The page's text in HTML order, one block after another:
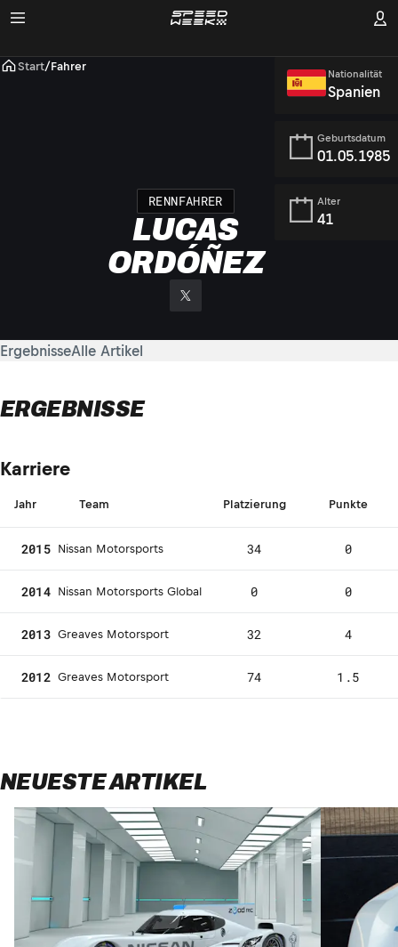
Start/Fahrer
RENNFAHRER
LUCAS
ORDÓÑEZ
Nationalität
Spanien
Geburtsdatum
01.05.1985
Alter
41
ErgebnisseAlle Artikel
ERGEBNISSE
Karriere
Jahr Team Platzierung Punkte
2015 Nissan Motorsports 34 0
2014 Nissan Motorsports Global 0 0
2013 Greaves Motorsport 32 4
2012 Greaves Motorsport 74 1.5
NEUESTE ARTIKEL